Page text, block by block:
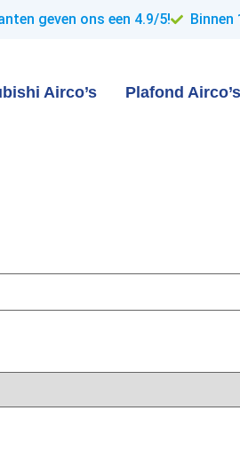
geven ons een 4.9/5! Binnen
Airco’s Plafond Airco’s